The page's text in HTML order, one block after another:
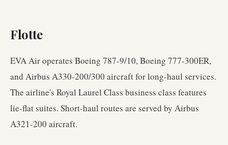
Flotte
EVA Air operates Boeing 787-9/10, Boeing 777-300ER,
and Airbus A330-200/300 aircraft for long-haul services.
The airline's Royal Laurel Class business class features
lie-flat suites. Short-haul routes are served by Airbus
A321-200 aircraft.